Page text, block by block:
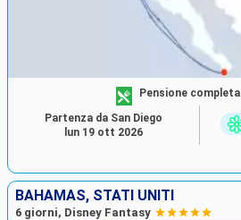
Pensione completa
Partenza da San Diego
lun 19 ott 2026
BAHAMAS, STATI UNITI
6 giorni, Disney Fantasy